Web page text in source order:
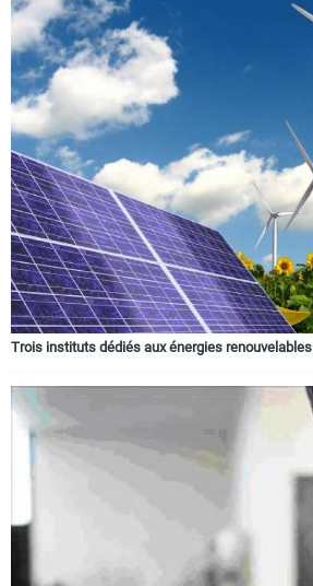
Trois instituts dédiés aux énergies renouvelables